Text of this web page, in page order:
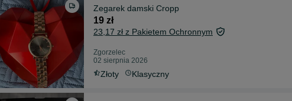
Zegarek damski Cropp
19 zł
23,17 zł z Pakietem Ochronnym
Zgorzelec
02 sierpnia 2026
Złoty Klasyczny